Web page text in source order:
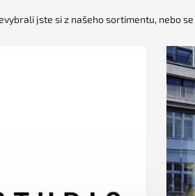
jste si z našeho sortimentu, nebo